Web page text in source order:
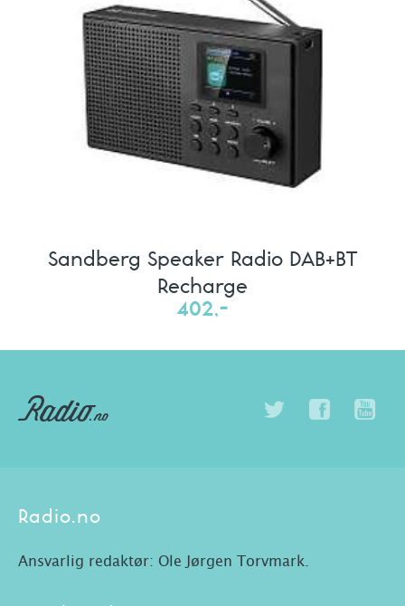
Sandberg Speaker Radio DAB+BT
Recharge
402,-
Radio.no
Ansvarlig redaktør: Ole Jørgen Torvmark.